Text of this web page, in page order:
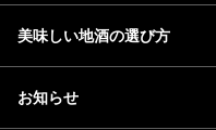
美味しい地酒の選び方
お知らせ